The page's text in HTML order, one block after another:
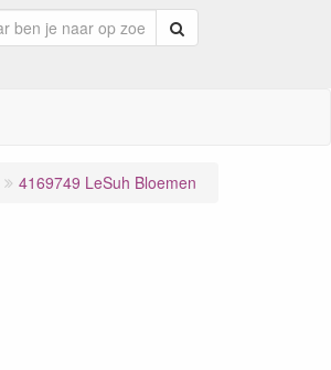
4169749 LeSuh Bloemen